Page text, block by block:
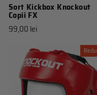
Sort Kickbox Knockout
Copii FX
99,00 lei